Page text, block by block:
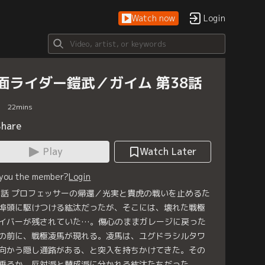
Watch now Login
ライダー鎧武／ガイム 第38話
22mins
Play
Watch Later
the member?Login
プロフェッサーの帰還／光実と貴虎の戦いを止めるた
頭に駆けつける紘汰だったが、そこには、壊れた戦極
バーが残されていた…。傷心のままガレージに戻った
前に、戦極凌馬が現れる。凌馬は、ユグドラシルタワ
かう隠し通路がある、と突入を持ちかけてきた。その